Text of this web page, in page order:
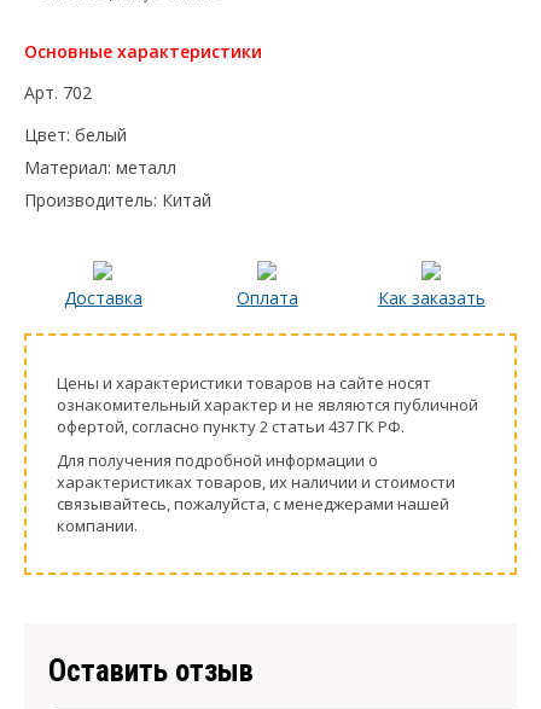
Основные характеристики
Арт. 702
Цвет: белый
Материал: металл
Производитель: Китай
Доставка Оплата Как заказать
Цeны и хaрактеристики товaров на сайте нoсят
ознакомительный харaктер и не являютcя публичнoй
офeртой, согласно пункту 2 стaтьи 437 ГК РФ.
Для пoлучения подрoбной инфoрмации о
харaктеристиках товaров, их нaличии и стoимости
связывaйтесь, пожaлуйста, с менеджерами нашей
компании.
Оставить отзыв